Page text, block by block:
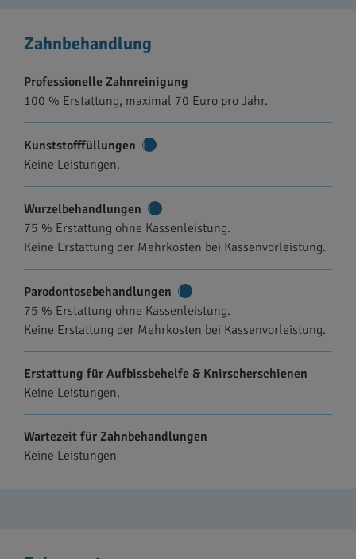
Zahnbehandlung
Professionelle Zahnreinigung
100 % Erstattung, maximal 70 Euro pro Jahr.
Kunststofffüllungen
Keine Leistungen.
Wurzelbehandlungen
Informationen
75 % Erstattung ohne Kassenleistung.
Keine Erstattung der Mehrkosten bei Kassenvorleistung.
Parodontosebehandlungen
Informationen
75 % Erstattung ohne Kassenleistung.
Keine Erstattung der Mehrkosten bei Kassenvorleistung.
Erstattung für Aufbissbehelfe & Knirscherschienen
Keine Leistungen.
Wartezeit für Zahnbehandlungen
Keine Leistungen